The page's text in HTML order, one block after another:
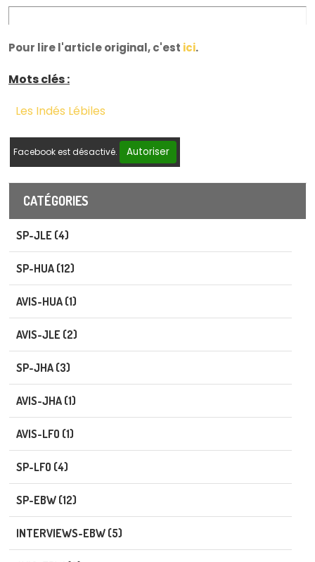
Pour lire l'article original, c'est ici.
Mots clés :
Les Indés Lébiles
Facebook est désactivé. Autoriser
CATÉGORIES
SP-JLE (4)
SP-HUA (12)
AVIS-HUA (1)
AVIS-JLE (2)
SP-JHA (3)
AVIS-JHA (1)
AVIS-LFO (1)
SP-LFO (4)
SP-EBW (12)
INTERVIEWS-EBW (5)